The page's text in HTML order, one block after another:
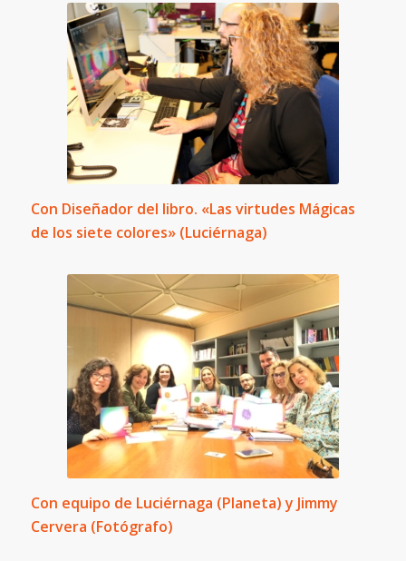
Con Diseñador del libro. «Las virtudes Mágicas
de los siete colores» (Luciérnaga)
Con equipo de Luciérnaga (Planeta) y Jimmy
Cervera (Fotógrafo)